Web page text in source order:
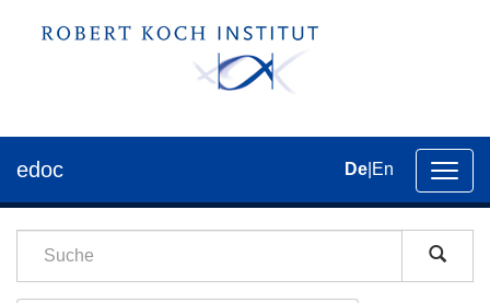
der
edoc De En